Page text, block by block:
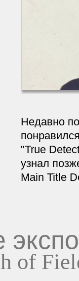
Недавно
"True
узнал
Main Title
of